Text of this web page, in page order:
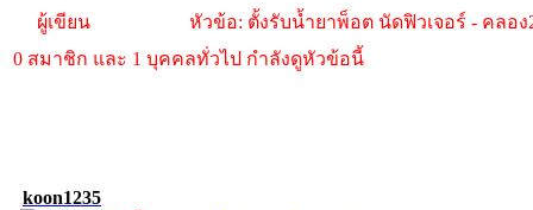
ผู้เขียน
หัวข้อ: ตั้งรับน้ำยาพ็อต นัดฟิวเจอร์ - คลอง
0 สมาชิก และ 1 บุคคลทั่วไป กำลังดูหัวข้อนี้
koon1235